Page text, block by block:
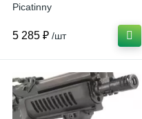
Picatinny
5 285 ₽ /шт